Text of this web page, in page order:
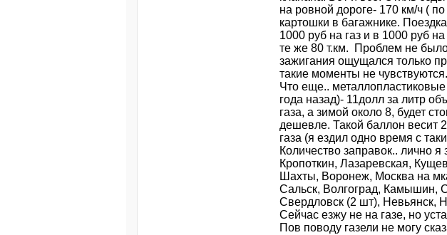
на ровной дороге- 170 км/ч (
картошки в багажнике.
1000 руб на газ и в 1000 руб
те же 80 т.км. Проблем не
зажигания ощущался только
такие моменты не чувствуются.
Что еще..
года назад)- 11долл за литр
газа, а зимой около 8, будет
дешевле. Такой баллон весит
газа (я ездил одно время с
Количество заправок.. лично
Кропоткин, Лазаревская,
Шахты, Воронеж, Москва на
Сальск, Волгоград, Камышин,
Свердловск (2 шт), Невьянск,
Сейчас езжу не на газе, но
Пов поводу газели не могу